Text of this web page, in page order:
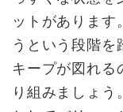
ットがあります
うという段階を
キープが図れる
り組みましょ